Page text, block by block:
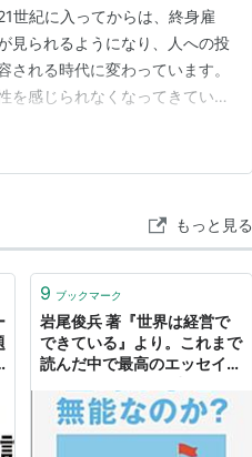
世紀に入ってからは、終身雇
見られるようになり、人への投
れる時代に変わっています。
を感じられなくなってきていま
もっと見る
9 ブックマーク
岩尾俊兵 著『世界は経営で
できている』より。これまで
読んだ中で最高のエッセイ！